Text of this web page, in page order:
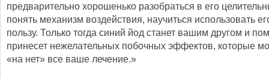
предварительно хорошенько разобраться в его
понять механизм воздействия, научиться использовать
пользу. Только тогда синий йод станет вашим другом и
принесет нежелательных побочных эффектов, которые
«на нет» все ваше лечение.»